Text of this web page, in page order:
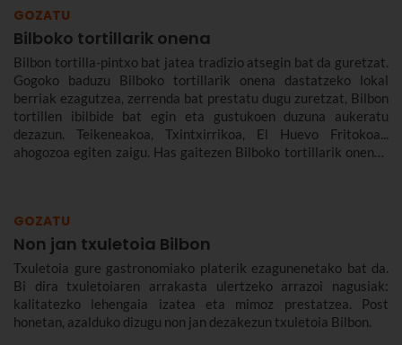
GOZATU
Bilboko tortillarik onena
Bilbon tortilla-pintxo bat jatea tradizio atsegin bat da guretzat.
Gogoko baduzu Bilboko tortillarik onena dastatzeko lokal
berriak ezagutzea, zerrenda bat prestatu dugu zuretzat, Bilbon
tortillen ibilbide bat egin eta gustukoen duzuna aukeratu
dezazun. Teikeneakoa, Txintxirrikoa, El Huevo Fritokoa...
ahogozoa egiten zaigu. Has gaitezen Bilboko tortillarik onenak
GOZATU
Non jan txuletoia Bilbon
Txuletoia gure gastronomiako platerik ezagunenetako bat da.
Bi dira txuletoiaren arrakasta ulertzeko arrazoi nagusiak:
kalitatezko lehengaia izatea eta mimoz prestatzea. Post
honetan, azalduko dizugu non jan dezakezun txuletoia Bilbon.